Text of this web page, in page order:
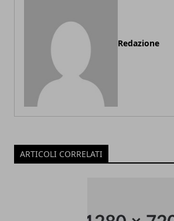
Redazione
ARTICOLI CORRELATI